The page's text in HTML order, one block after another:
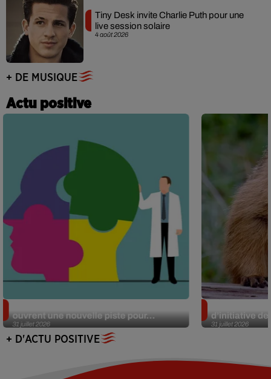
4 août 2026
Tiny Desk invite Charlie Puth pour une
live session solaire
+ DE MUSIQUE
Actu positive
31 juillet 2026
ouvrent une nouvelle piste pour...
31 juillet 2026
d’initiative
+ D'ACTU POSITIVE